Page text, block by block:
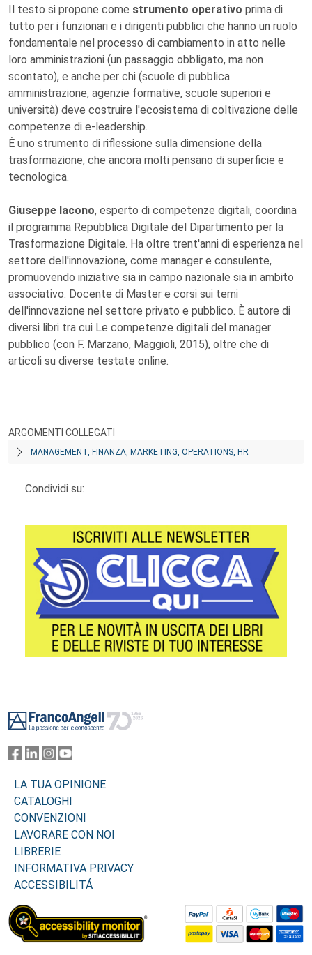
Il testo si propone come strumento operativo prima di
tutto per i funzionari e i dirigenti pubblici che hanno un ruolo
fondamentale nel processo di cambiamento in atto nelle
loro amministrazioni (un passaggio obbligato, ma non
scontato), e anche per chi (scuole di pubblica
amministrazione, agenzie formative, scuole superiori e
università) deve costruire l'ecosistema di coltivazione delle
competenze di e-leadership.
È uno strumento di riflessione sulla dimensione della
trasformazione, che ancora molti pensano di superficie e
tecnologica.
Giuseppe Iacono, esperto di competenze digitali, coordina
il programma Repubblica Digitale del Dipartimento per la
Trasformazione Digitale. Ha oltre trent'anni di esperienza nel
settore dell'innovazione, come manager e consulente,
promuovendo iniziative sia in campo nazionale sia in ambito
associativo. Docente di Master e corsi sui temi
dell'innovazione nel settore privato e pubblico. È autore di
diversi libri tra cui Le competenze digitali del manager
pubblico (con F. Marzano, Maggioli, 2015), oltre che di
articoli su diverse testate online.
ARGOMENTI COLLEGATI
MANAGEMENT, FINANZA, MARKETING, OPERATIONS, HR
Condividi su:
LA TUA OPINIONE
CATALOGHI
CONVENZIONI
LAVORARE CON NOI
LIBRERIE
INFORMATIVA PRIVACY
ACCESSIBILITÁ